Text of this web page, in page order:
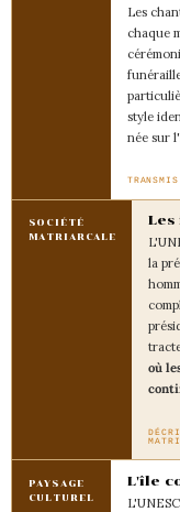
Les
chaque
style
née sur
SOCIÉTÉ
MATRIARCALE
la
où
PAYSAGE
CULTUREL
L'île